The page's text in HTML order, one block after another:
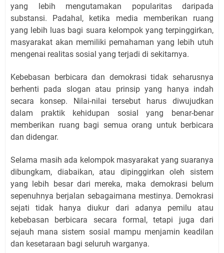
yang lebih mengutamakan popularitas daripada
substansi. Padahal, ketika media memberikan ruang
yang lebih luas bagi suara kelompok yang terpinggirkan,
masyarakat akan memiliki pemahaman yang lebih utuh
mengenai realitas sosial yang terjadi di sekitarnya.
Kebebasan berbicara dan demokrasi tidak seharusnya
berhenti pada slogan atau prinsip yang hanya indah
secara konsep. Nilai-nilai tersebut harus diwujudkan
dalam praktik kehidupan sosial yang benar-benar
memberikan ruang bagi semua orang untuk berbicara
dan didengar.
Selama masih ada kelompok masyarakat yang suaranya
dibungkam, diabaikan, atau dipinggirkan oleh sistem
yang lebih besar dari mereka, maka demokrasi belum
sepenuhnya berjalan sebagaimana mestinya. Demokrasi
sejati tidak hanya diukur dari adanya pemilu atau
kebebasan berbicara secara formal, tetapi juga dari
sejauh mana sistem sosial mampu menjamin keadilan
dan kesetaraan bagi seluruh warganya.